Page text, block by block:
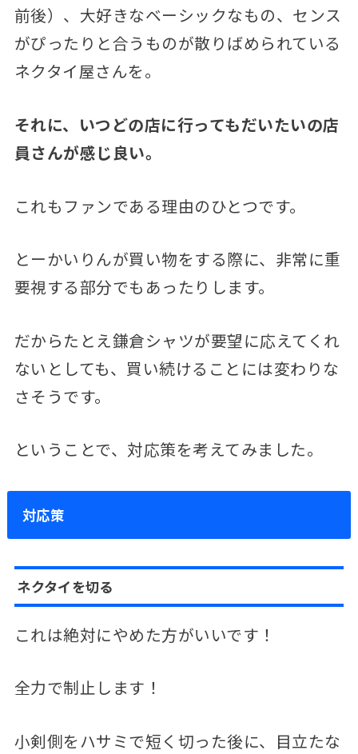
前後）、大好きなベーシックなもの、センス
がぴったりと合うものが散りばめられている
ネクタイ屋さんを。
それに、いつどの店に行ってもだいたいの店
員さんが感じ良い。
これもファンである理由のひとつです。
とーかいりんが買い物をする際に、非常に重
要視する部分でもあったりします。
だからたとえ鎌倉シャツが要望に応えてくれ
ないとしても、買い続けることには変わりな
さそうです。
ということで、対応策を考えてみました。
対応策
ネクタイを切る
これは絶対にやめた方がいいです！
全力で制止します！
小剣側をハサミで短く切った後に、目立たな